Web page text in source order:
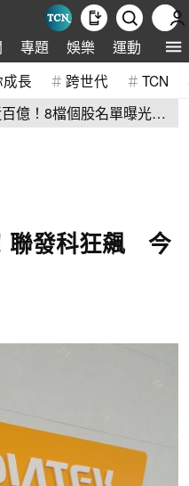
專題 娛樂 運動 全球
長 跨世代 TCN
百億！8檔個股名單曝光
聯發科狂飆 今